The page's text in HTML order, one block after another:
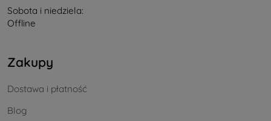
Sobota i niedziela:
Offline
Zakupy
Dostawa i płatność
Blog